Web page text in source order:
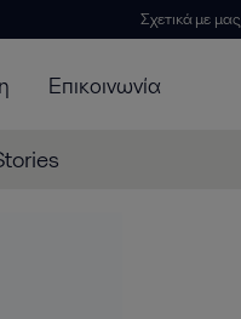
Σχετικά με μας
Επικοινωνία